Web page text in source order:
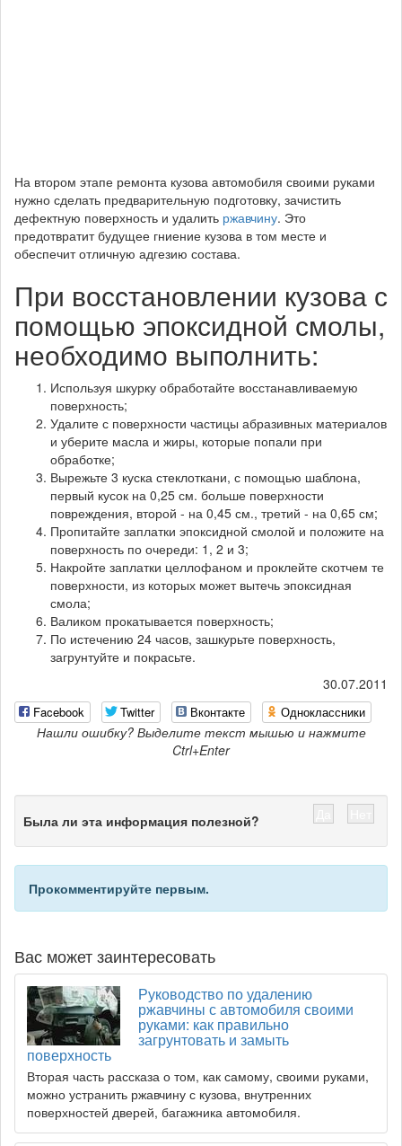
На втором этапе ремонта кузова автомобиля своими руками
нужно сделать предварительную подготовку, зачистить
дефектную поверхность и удалить ржавчину. Это
предотвратит будущее гниение кузова в том месте и
обеспечит отличную адгезию состава.
При восстановлении кузова с
помощью эпоксидной смолы,
необходимо выполнить:
Используя шкурку обработайте восстанавливаемую
поверхность;
Удалите с поверхности частицы абразивных материалов
и уберите масла и жиры, которые попали при
обработке;
Вырежьте 3 куска стеклоткани, с помощью шаблона,
первый кусок на 0,25 см. больше поверхности
повреждения, второй - на 0,45 см., третий - на 0,65 см;
Пропитайте заплатки эпоксидной смолой и положите на
поверхность по очереди: 1, 2 и 3;
Накройте заплатки целлофаном и проклейте скотчем те
поверхности, из которых может вытечь эпоксидная
смола;
Валиком прокатывается поверхность;
По истечению 24 часов, зашкурьте поверхность,
загрунтуйте и покрасьте.
30.07.2011
Facebook Twitter Вконтакте Одноклассники
Нашли ошибку? Выделите текст мышью и нажмите
Ctrl+Enter
Была ли эта информация полезной?
Прокомментируйте первым.
Вас может заинтересовать
Руководство по удалению
ржавчины с автомобиля своими
руками: как правильно
загрунтовать и замыть
поверхность
Вторая часть рассказа о том, как самому, своими руками,
можно устранить ржавчину с кузова, внутренних
поверхностей дверей, багажника автомобиля.